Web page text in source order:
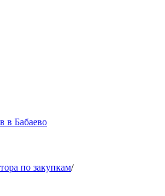
в Бабаево
по закупкам/